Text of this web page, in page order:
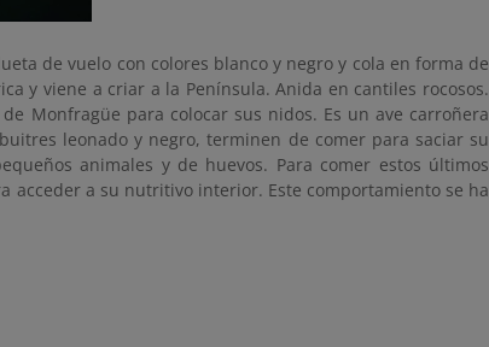
de vuelo con colores blanco y negro y cola en forma de
y viene a criar a la Península. Anida en cantiles rocosos.
Monfragüe para colocar sus nidos. Es un ave carroñera
leonado y negro, terminen de comer para saciar su
animales y de huevos. Para comer estos últimos
acceder a su nutritivo interior. Este comportamiento se ha